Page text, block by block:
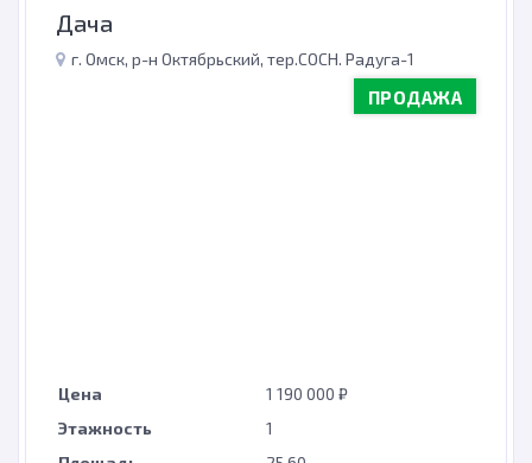
Дача
г. Омск, р-н Октябрьский, тер.СОСН. Радуга-1
ПРОДАЖА
Цена
1 190 000 ₽
Этажность
1